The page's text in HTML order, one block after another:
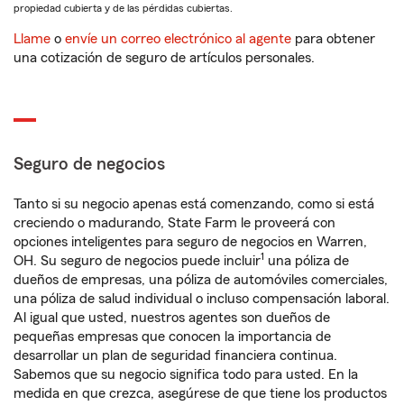
propiedad cubierta y de las pérdidas cubiertas.
Llame o envíe un correo electrónico al agente para obtener
una cotización de seguro de artículos personales.
Seguro de negocios
Tanto si su negocio apenas está comenzando, como si está
creciendo o madurando, State Farm le proveerá con
opciones inteligentes para seguro de negocios en Warren,
OH. Su seguro de negocios puede incluir1 una póliza de
dueños de empresas, una póliza de automóviles comerciales,
una póliza de salud individual o incluso compensación laboral.
Al igual que usted, nuestros agentes son dueños de
pequeñas empresas que conocen la importancia de
desarrollar un plan de seguridad financiera continua.
Sabemos que su negocio significa todo para usted. En la
medida en que crezca, asegúrese de que tiene los productos